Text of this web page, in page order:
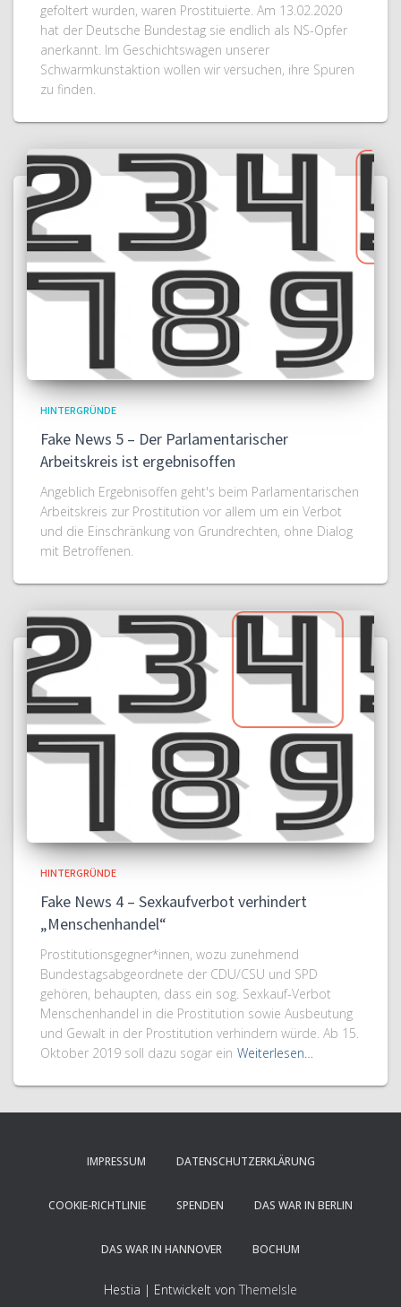
gefoltert wurden, waren Prostituierte. Am 13.02.2020
hat der Deutsche Bundestag sie endlich als NS-Opfer
anerkannt. Im Geschichtswagen unserer
Schwarmkunstaktion wollen wir versuchen, ihre Spuren
zu finden.
HINTERGRÜNDE
Fake News 5 – Der Parlamentarischer
Arbeitskreis ist ergebnisoffen
Angeblich Ergebnisoffen geht's beim Parlamentarischen
Arbeitskreis zur Prostitution vor allem um ein Verbot
und die Einschränkung von Grundrechten, ohne Dialog
mit Betroffenen.
HINTERGRÜNDE
Fake News 4 – Sexkaufverbot verhindert
„Menschenhandel“
Prostitutionsgegner*innen, wozu zunehmend
Bundestagsabgeordnete der CDU/CSU und SPD
gehören, behaupten, dass ein sog. Sexkauf-Verbot
Menschenhandel in die Prostitution sowie Ausbeutung
und Gewalt in der Prostitution verhindern würde. Ab 15.
Oktober 2019 soll dazu sogar ein Weiterlesen…
IMPRESSUM DATENSCHUTZERKLÄRUNG
COOKIE-RICHTLINIE SPENDEN DAS WAR IN BERLIN
DAS WAR IN HANNOVER BOCHUM
Hestia | Entwickelt von ThemeIsle